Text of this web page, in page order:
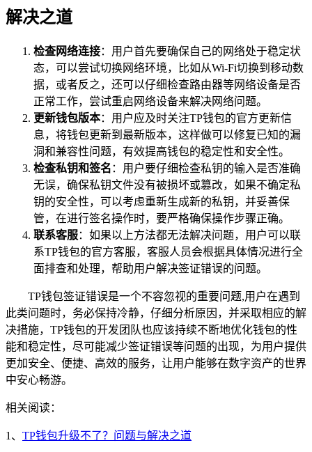
解决之道
检查网络连接：用户首先要确保自己的网络处于稳定状
态，可以尝试切换网络环境，比如从Wi-Fi切换到移动数
据，或者反之，还可以仔细检查路由器等网络设备是否
正常工作，尝试重启网络设备来解决网络问题。
更新钱包版本：用户应及时关注TP钱包的官方更新信
息，将钱包更新到最新版本，这样做可以修复已知的漏
洞和兼容性问题，有效提高钱包的稳定性和安全性。
检查私钥和签名 ：用户要仔细检查私钥的输入是否准确
无误，确保私钥文件没有被损坏或篡改，如果不确定私
钥的安全性，可以考虑重新生成新的私钥，并妥善保
管，在进行签名操作时，要严格确保操作步骤正确。
联系客服：如果以上方法都无法解决问题，用户可以联
系TP钱包的官方客服，客服人员会根据具体情况进行全
面排查和处理，帮助用户解决签证错误的问题。
TP钱包签证错误是一个不容忽视的重要问题,用户在遇到
此类问题时，务必保持冷静，仔细分析原因，并采取相应的解
决措施，TP钱包的开发团队也应该持续不断地优化钱包的性
能和稳定性，尽可能减少签证错误等问题的出现，为用户提供
更加安全、便捷、高效的服务，让用户能够在数字资产的世界
中安心畅游。
相关阅读：
1、 TP钱包升级不了？问题与解决之道